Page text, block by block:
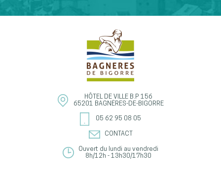
HÔTEL DE VILLE B.P 156
65201
BAGNÈRES-DE-BIGORRE
05 62 95 08 05
CONTACT
Ouvert du lundi au vendredi
8h/12h - 13h30/17h30